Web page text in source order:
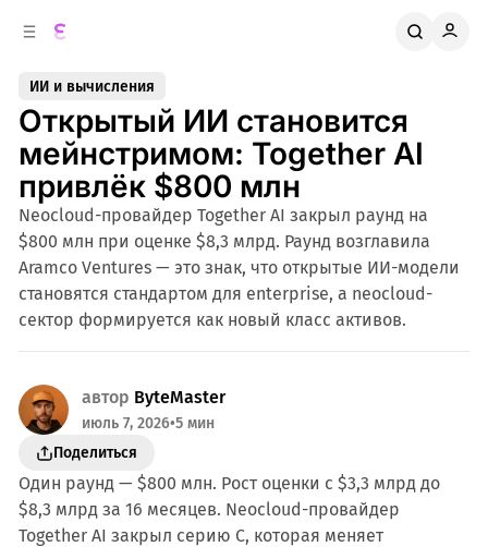
ИИ и вычисления
Открытый ИИ становится
мейнстримом: Together AI
привлёк $800 млн
Neocloud-провайдер Together AI закрыл раунд на
$800 млн при оценке $8,3 млрд. Раунд возглавила
Aramco Ventures — это знак, что открытые ИИ-модели
становятся стандартом для enterprise, а neocloud-
сектор формируется как новый класс активов.
автор ByteMaster
июль 7, 2026•5 мин
Поделиться
Один раунд — $800 млн. Рост оценки с $3,3 млрд до
$8,3 млрд за 16 месяцев. Neocloud-провайдер
Together AI закрыл серию C, которая меняет